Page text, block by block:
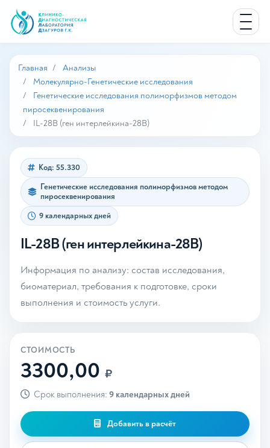
Главная
Анализы
Молекулярно-Генетические исследования
Генетические исследования полиморфизмов методом
пиросеквенирования
IL-28B (ген интерлейкина-28B)
Код: 55.330
Генетические исследования полиморфизмов методом
пиросеквенирования
9 календарных дней
IL-28B (ген интерлейкина-28B)
Информация по анализу: состав исследования,
биоматериал, требования к подготовке, сроки
выполнения и стоимость услуги.
СТОИМОСТЬ
3300,00 ₽
Срок выполнения: 9 календарных дней
Добавить в расчёт